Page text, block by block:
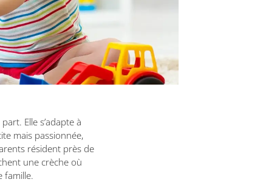
Elle s’adapte à
mais passionnée,
résident près de
une crèche où
famille.